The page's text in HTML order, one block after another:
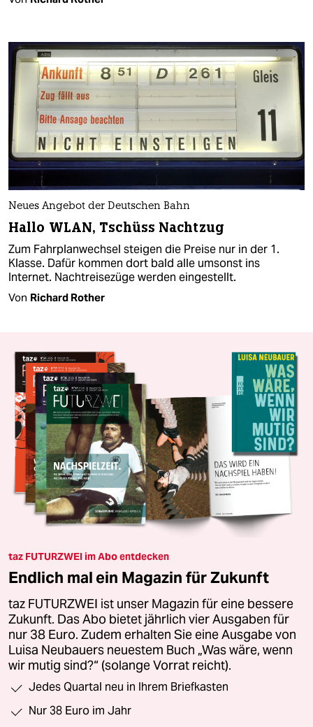
Neues Angebot der Deutschen Bahn
Hallo WLAN, Tschüss Nachtzug
Zum Fahrplanwechsel steigen die Preise nur in der 1.
Klasse. Dafür kommen dort bald alle umsonst ins
Internet. Nachtreisezüge werden eingestellt.
Von Richard Rother
taz FUTURZWEI im Abo entdecken
Endlich mal ein Magazin für Zukunft
taz FUTURZWEI ist unser Magazin für eine bessere
Zukunft. Das Abo bietet jährlich vier Ausgaben für
nur 38 Euro. Zudem erhalten Sie eine Ausgabe von
Luisa Neubauers neuestem Buch „Was wäre, wenn
wir mutig sind?“ (solange Vorrat reicht).
Jedes Quartal neu in Ihrem Briefkasten
Nur 38 Euro im Jahr